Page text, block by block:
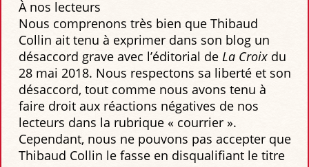
À nos lecteurs
Nous comprenons très bien que Thibaud
Collin ait tenu à exprimer dans son blog un
désaccord grave avec l’éditorial de La Croixdu
28 mai 2018. Nous respectons sa liberté et son
désaccord, tout comme nous avons tenu à
faire droit aux réactions négatives de nos
lecteurs dans la rubrique « courrier ».
Cependant, nous ne pouvons pas accepter que
Thibaud Collin le fasse en disqualifiant le titre